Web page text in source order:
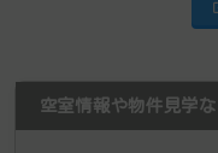
空室情報や物件見学